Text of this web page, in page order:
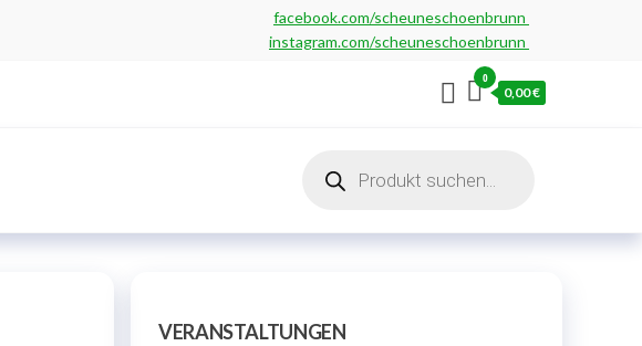
facebook.com/scheuneschoenbrunn
instagram.com/scheuneschoenbrunn
0
0,00 €
search
VERANSTALTUNGEN